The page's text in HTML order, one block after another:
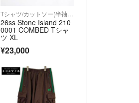
26ss Stone Island 210
0001 COMBED Tシャ
ツ XL
¥23,000